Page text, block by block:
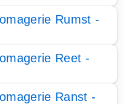
Rumst -
Reet -
Ranst -